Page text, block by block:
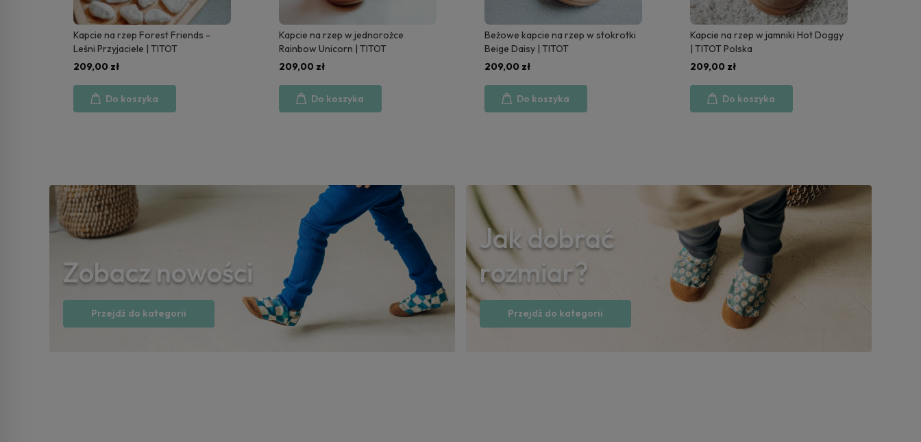
Kapcie na rzep Forest Friends -
Leśni Przyjaciele | TITOT
209,00 zł
Do koszyka
Kapcie na rzep w jednorożce
Rainbow Unicorn | TITOT
209,00 zł
Do koszyka
Beżowe kapcie na rzep w stokrotki
Beige Daisy | TITOT
209,00 zł
Do koszyka
Kapcie na rzep w jamniki Hot Doggy
| TITOT Polska
209,00 zł
Do koszyka
Zobacz nowości
Przejdź do kategorii
Jak dobrać
rozmiar?
Przejdź do kategorii